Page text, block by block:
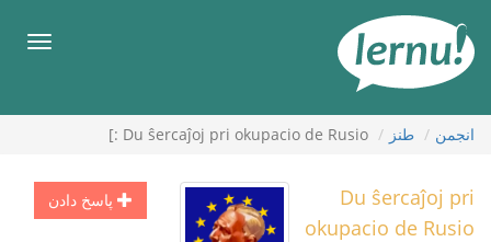
محتوا
انجمن طنز Du ŝercaĵoj pri okupacio de Rusio :]
پاسخ دادن
Du ŝercaĵoj pri
okupacio de Rusio